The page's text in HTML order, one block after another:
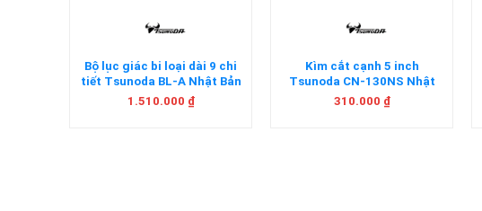
Bộ lục giác bi loại dài 9 chi
tiết Tsunoda BL-A Nhật Bản
1.510.000 ₫
Kìm cắt cạnh 5 inch
Tsunoda CN-130NS Nhật
Bản
310.000 ₫